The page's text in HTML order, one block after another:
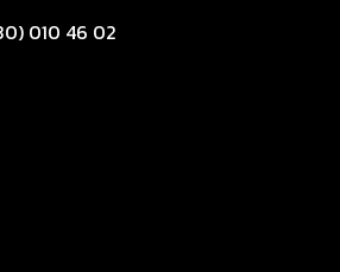
010 46 02